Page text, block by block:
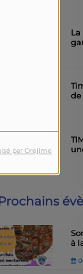
par Orejime
La
de
à